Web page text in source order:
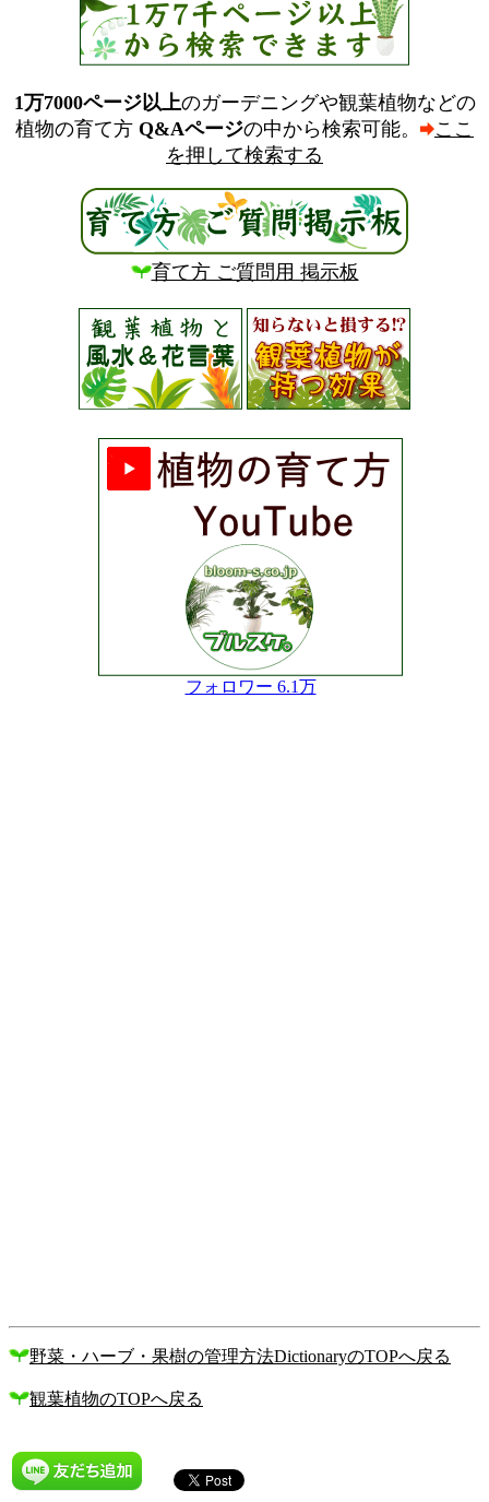
1万7000ページ以上のガーデニングや観葉植物などの
植物の育て方 Q&Aページの中から検索可能。
ここ
を押して検索する
育て方 ご質問用 掲示板
野菜・ハーブ・果樹の管理方法DictionaryのTOPへ戻る
観葉植物のTOPへ戻る